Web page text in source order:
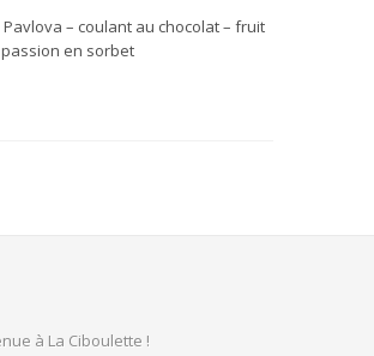
– coulant au chocolat – fruit
en sorbet
à La Ciboulette !